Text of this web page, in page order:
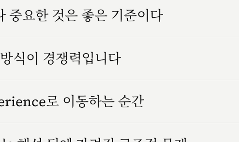
중요한 것은 좋은 기준이다
식이 경쟁력입니다
로 이동하는 순간